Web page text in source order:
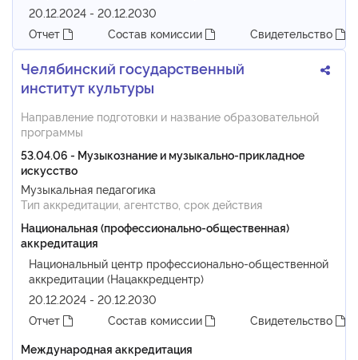
20.12.2024 - 20.12.2030
Отчет
Состав комиссии Свидетельство
Челябинский государственный
институт культуры
Направление подготовки и название образовательной
программы
53.04.06 - Музыкознание и музыкально-прикладное
искусство
Музыкальная педагогика
Тип аккредитации, агентство, срок действия
Национальная (профессионально-общественная)
аккредитация
Национальный центр профессионально-общественной
аккредитации (Нацаккредцентр)
20.12.2024 - 20.12.2030
Отчет
Состав комиссии
Свидетельство
Международная аккредитация